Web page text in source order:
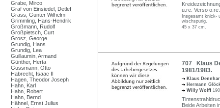
Grabe, Mirco
Graf von Einsiedel, Detlef
Grass, Günter Wilhelm
Grimmling, Hans-Hendrik
Großmann, Rudolf
Großpietsch, Curt
Grosz, George
Grundig, Hans
Grundig, Lea
Guillaumin, Armand
Günther, Herta
Gussmann, Otto
Habrecht, Isaac II
Hagen, Theodor Joseph
Hahn, Karl
Hahn, Robert
Hahn, Bernd
Hähnel, Ernst Julius
u.re. Verso
Insgesamt knick-
wischspurig.
45 x 37 cm.
707 Klaus
1981/1983.
Klaus
Hermann
Willy Wolff
Beide Arbeiten